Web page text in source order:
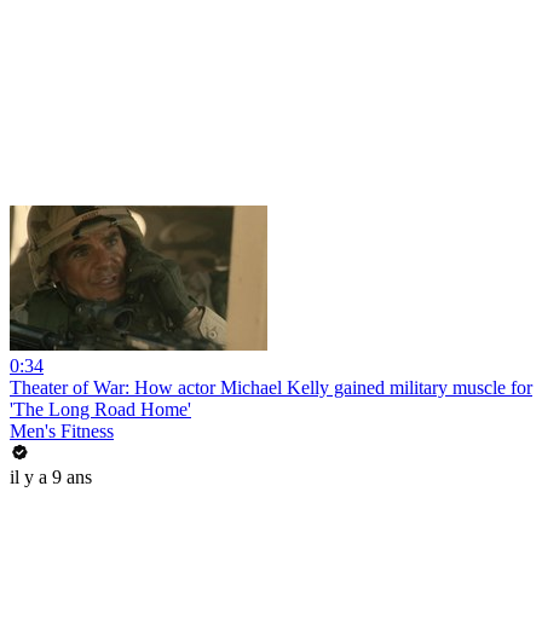
0:34
Theater of War: How actor Michael Kelly gained military muscle for
'The Long Road Home'
Men's Fitness
il y a 9 ans